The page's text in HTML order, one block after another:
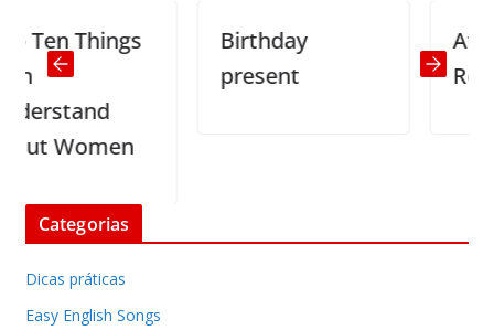
Things
Women
Birthday
present
At the
Categorias
Dicas práticas
Easy English Songs